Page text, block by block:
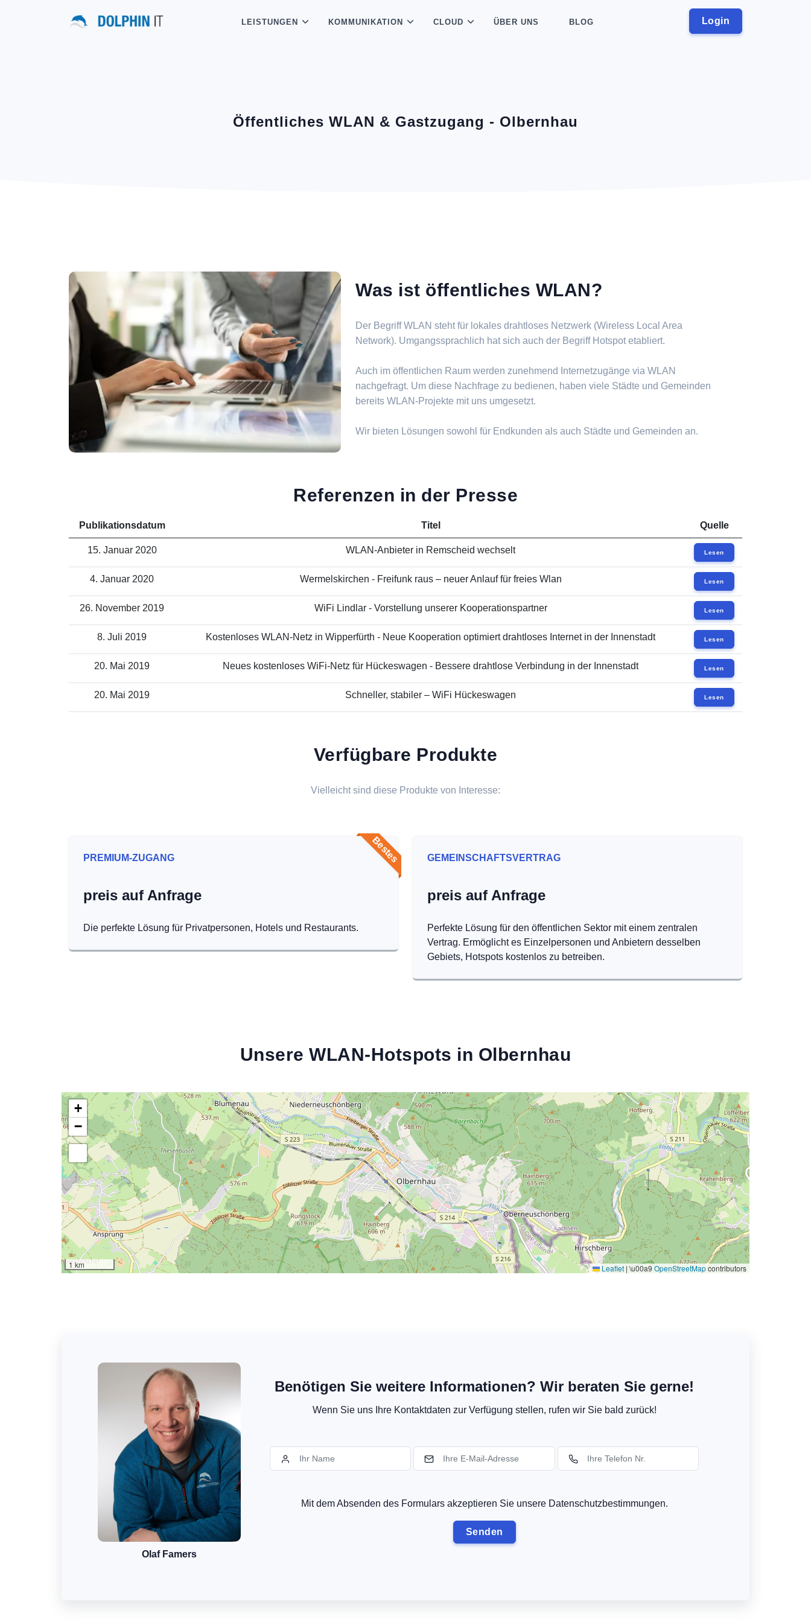
Login
LEISTUNGEN KOMMUNIKATION CLOUD ÜBER UNS BLOG
Öffentliches WLAN & Gastzugang - Olbernhau
Was ist öffentliches WLAN?
Der Begriff WLAN steht für lokales drahtloses Netzwerk (Wireless Local Area
Network). Umgangssprachlich hat sich auch der Begriff Hotspot etabliert.
Auch im öffentlichen Raum werden zunehmend Internetzugänge via WLAN
nachgefragt. Um diese Nachfrage zu bedienen, haben viele Städte und Gemeinden
bereits WLAN-Projekte mit uns umgesetzt.
Wir bieten Lösungen sowohl für Endkunden als auch Städte und Gemeinden an.
Referenzen in der Presse
Publikationsdatum Titel Quelle
15. Januar 2020 WLAN-Anbieter in Remscheid wechselt Lesen
4. Januar 2020 Wermelskirchen - Freifunk raus – neuer Anlauf für freies Wlan Lesen
26. November 2019 WiFi Lindlar - Vorstellung unserer Kooperationspartner Lesen
8. Juli 2019 Kostenloses WLAN-Netz in Wipperfürth - Neue Kooperation optimiert drahtloses Internet in der Innenstadt Lesen
20. Mai 2019 Neues kostenloses WiFi-Netz für Hückeswagen - Bessere drahtlose Verbindung in der Innenstadt Lesen
20. Mai 2019 Schneller, stabiler – WiFi Hückeswagen Lesen
Verfügbare Produkte
Vielleicht sind diese Produkte von Interesse:
Bestes
PREMIUM-ZUGANG
preis auf Anfrage
Die perfekte Lösung für Privatpersonen, Hotels und Restaurants.
GEMEINSCHAFTSVERTRAG
preis auf Anfrage
Perfekte Lösung für den öffentlichen Sektor mit einem zentralen
Vertrag. Ermöglicht es Einzelpersonen und Anbietern desselben
Gebiets, Hotspots kostenlos zu betreiben.
Unsere WLAN-Hotspots in Olbernhau
+
−
1 km Leaflet | \u00a9 OpenStreetMapcontributors
Olaf Famers
Benötigen Sie weitere Informationen? Wir beraten Sie gerne!
Wenn Sie uns Ihre Kontaktdaten zur Verfügung stellen, rufen wir Sie bald zurück!
Mit dem Absenden des Formulars akzeptieren Sie unsere Datenschutzbestimmungen.